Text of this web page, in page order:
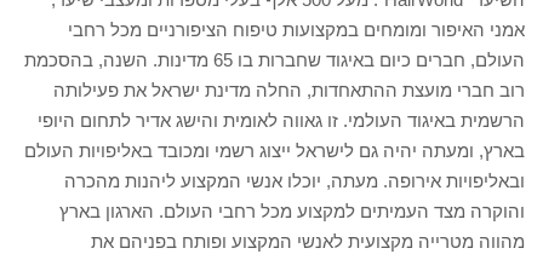
אמני האיפור ומומחים במקצועות טיפוח הציפורניים מכל רחבי
העולם, חברים כיום באיגוד שחברות בו 65 מדינות. השנה, בהסכמת
רוב חברי מועצת ההתאחדות, החלה מדינת ישראל את פעילותה
הרשמית באיגוד העולמי. זו גאווה לאומית והישג אדיר לתחום היופי
בארץ, ומעתה יהיה גם לישראל ייצוג רשמי ומכובד באליפויות העולם
ובאליפויות אירופה. מעתה, יוכלו אנשי המקצוע ליהנות מהכרה
והוקרה מצד העמיתים למקצוע מכל רחבי העולם. הארגון בארץ
מהווה מטרייה מקצועית לאנשי המקצוע ופותח בפניהם את